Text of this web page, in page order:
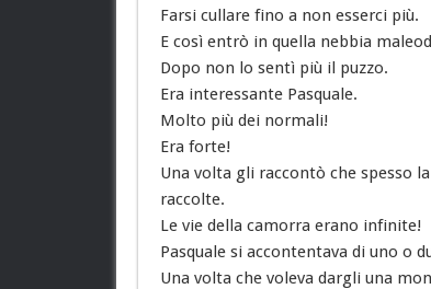
Farsi cullare fino a non esserci più.
E così entrò in quella nebbia
Dopo non lo sentì più il puzzo.
Era interessante Pasquale.
Molto più dei normali!
Era forte!
Una volta gli raccontò che spesso
raccolte.
Le vie della camorra erano infinite!
Pasquale si accontentava di uno o
Una volta che voleva dargli una